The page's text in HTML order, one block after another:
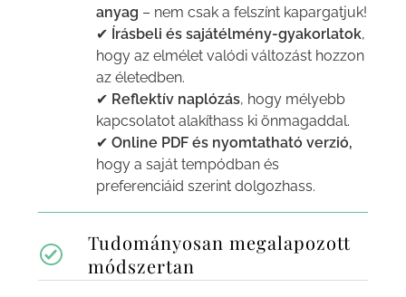
anyag – nem csak a felszínt kapargatjuk!
✔ Írásbeli és sajátélmény-gyakorlatok,
hogy az elmélet valódi változást hozzon
az életedben.
✔ Reflektív naplózás, hogy mélyebb
kapcsolatot alakíthass ki önmagaddal.
✔ Online PDF és nyomtatható verzió,
hogy a saját tempódban és
preferenciáid szerint dolgozhass.
Tudományosan megalapozott
módszertan